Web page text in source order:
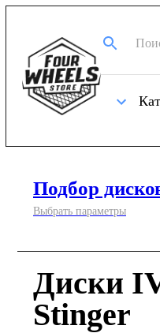
Подбор
Выбрать параметры
Диски
Stinger